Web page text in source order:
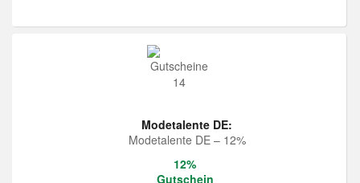
Modetalente DE:
Modetalente DE – 12%
12%
Gutschein